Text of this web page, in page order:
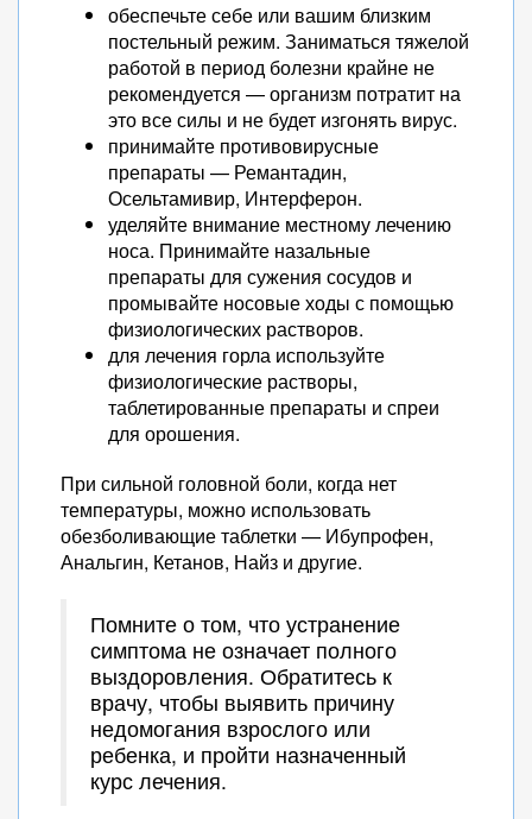
обеспечьте себе или вашим близким
постельный режим. Заниматься тяжелой
работой в период болезни крайне не
рекомендуется — организм потратит на
это все силы и не будет изгонять вирус.
принимайте противовирусные
препараты — Ремантадин,
Осельтамивир, Интерферон.
уделяйте внимание местному лечению
носа. Принимайте назальные
препараты для сужения сосудов и
промывайте носовые ходы с помощью
физиологических растворов.
для лечения горла используйте
физиологические растворы,
таблетированные препараты и спреи
для орошения.
При сильной головной боли, когда нет
температуры, можно использовать
обезболивающие таблетки — Ибупрофен,
Анальгин, Кетанов, Найз и другие.
Помните о том, что устранение
симптома не означает полного
выздоровления. Обратитесь к
врачу, чтобы выявить причину
недомогания взрослого или
ребенка, и пройти назначенный
курс лечения.